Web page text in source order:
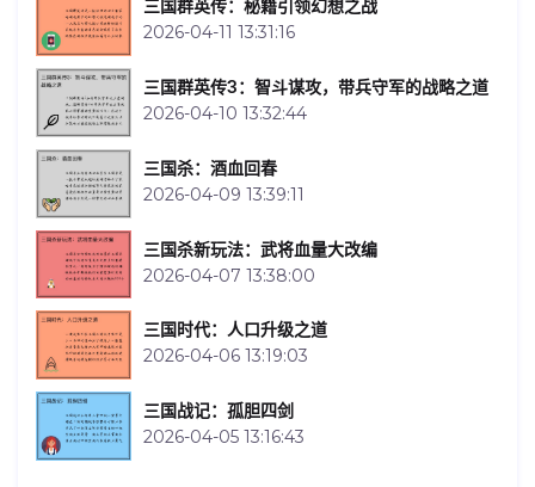
三国群英传：秘籍引领幻想之战
2026-04-11 13:31:16
三国群英传3：智斗谋攻，带兵守军的战略之道
2026-04-10 13:32:44
三国杀：酒血回春
2026-04-09 13:39:11
三国杀新玩法：武将血量大改编
2026-04-07 13:38:00
三国时代：人口升级之道
2026-04-06 13:19:03
三国战记：孤胆四剑
2026-04-05 13:16:43